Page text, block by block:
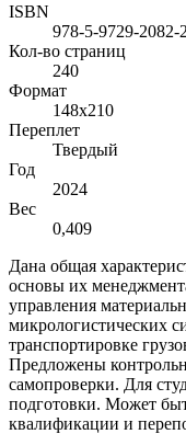
ISBN
978-5-9729-2082-2
Кол-во страниц
240
Формат
148х210
Переплет
Твердый
Год
2024
Вес
0,409
Дана общая
основы их
управления
микрологистических
транспортировке
Предложены
самопроверки. Для
подготовки. Может
квалификации и